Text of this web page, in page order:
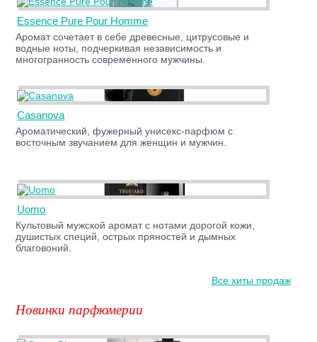
Essence Pure Pour Homme
Аромат сочетает в себе древесные, цитрусовые и
водные ноты, подчеркивая независимость и
многогранность современного мужчины.
Casanova
Ароматический, фужерный унисекс-парфюм с
восточным звучанием для женщин и мужчин.
Uomo
Культовый мужской аромат с нотами дорогой кожи,
душистых специй, острых пряностей и дымных
благовоний.
Все хиты продаж
Новинки парфюмерии